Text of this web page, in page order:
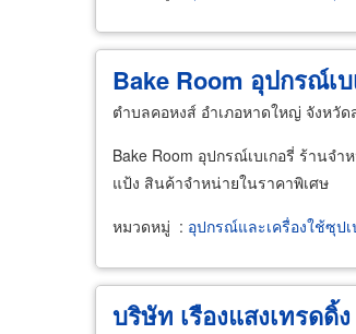
Bake Room อุปกรณ์เ
ตำบลคอหงส์ อำเภอหาดใหญ่ จังหวัด
Bake Room อุปกรณ์เบเกอรี่ ร้านจำ
แป้ง สินค้าจำหน่ายในราคาพิเศษ
หมวดหมู่ : อุปกรณ์และเครื่องใช้ซุปเ
บริษัท เรืองแสงเทรดดิ้